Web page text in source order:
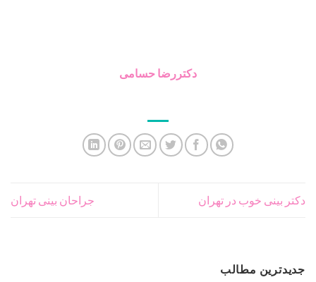
دکتررضا حسامی
دکتر بینی خوب در تهران جراحان بینی تهران
جدیدترین مطالب